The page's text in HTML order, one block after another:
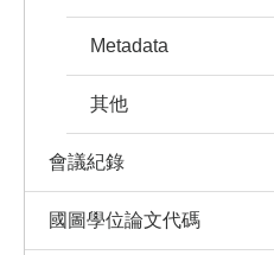
Metadata
其他
會議紀錄
國圖學位論文代碼